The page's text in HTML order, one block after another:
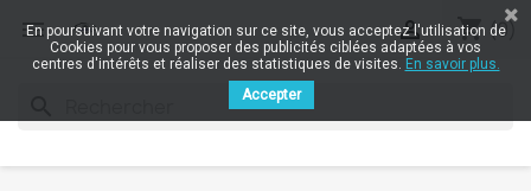
 shopping_cart (0)

En poursuivant votre navigation sur ce site, vous acceptez l'utilisation de
Cookies pour vous proposer des publicités ciblées adaptées à vos
centres d'intérêts et réaliser des statistiques de visites. En savoir plus.
Accepter